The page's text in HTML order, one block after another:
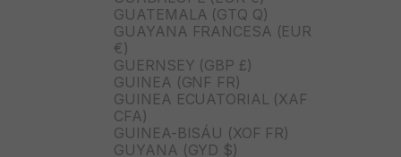
GUATEMALA (GTQ Q)
GUAYANA FRANCESA (EUR
€)
GUERNSEY (GBP £)
GUINEA (GNF FR)
GUINEA ECUATORIAL (XAF
CFA)
GUINEA-BISÁU (XOF FR)
GUYANA (GYD $)